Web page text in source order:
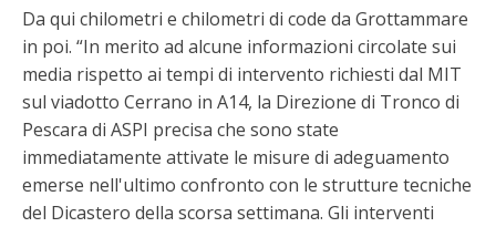
Da qui chilometri e chilometri di code da Grottammare
in poi. “In merito ad alcune informazioni circolate sui
media rispetto ai tempi di intervento richiesti dal MIT
sul viadotto Cerrano in A14, la Direzione di Tronco di
Pescara di ASPI precisa che sono state
immediatamente attivate le misure di adeguamento
emerse nell'ultimo confronto con le strutture tecniche
del Dicastero della scorsa settimana. Gli interventi